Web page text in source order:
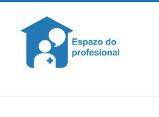
Skip
content